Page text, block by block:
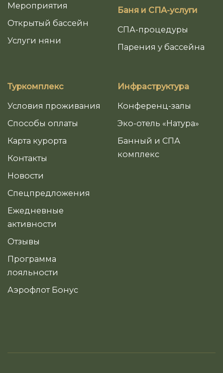
Мероприятия
Открытый бассейн
Услуги няни
Баня и СПА-услуги
СПА-процедуры
Парения у бассейна
Туркомплекс
Условия проживания
Способы оплаты
Карта курорта
Контакты
Новости
Спецпредложения
Ежедневные
активности
Отзывы
Программа
лояльности
Аэрофлот Бонус
Инфраструктура
Конференц-залы
Эко-отель «Натура»
Банный и СПА
комплекс